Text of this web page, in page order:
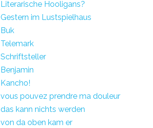
Literarische Hooligans?
Gestern im Lustspielhaus
Buk
Telemark
Schriftsteller
Benjamin
Kancho!
vous pouvez prendre ma douleur
das kann nichts werden
von da oben kam er